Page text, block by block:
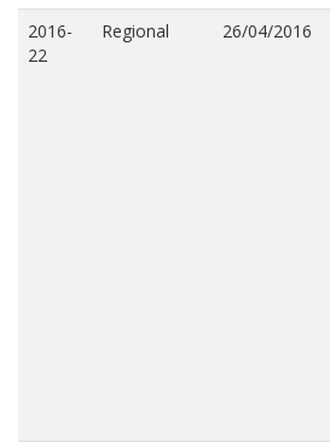
2016-
22
Regional 26/04/2016